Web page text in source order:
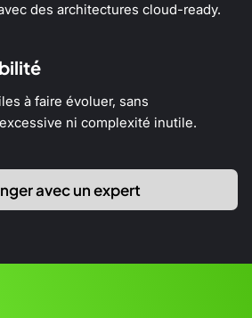
des architectures cloud-ready.
à faire évoluer, sans
ni complexité inutile.
avec un expert